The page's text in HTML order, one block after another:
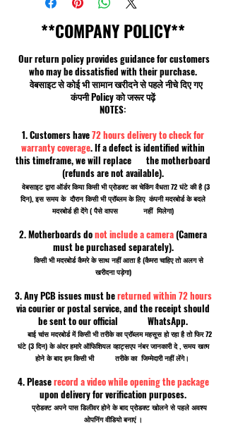
**COMPANY POLICY**
Our return policy provides guidance for customers
who may be dissatisfied with their purchase.
वेबसाइट से कोई भी सामान खरीदने से पहले नीचे दिए गए
कंपनी Policy को जरूर पढ़ें
NOTES:
1. Customers have72 hours delivery to check for
warranty coverage. If a defect is identified within
this timeframe, we will replace the motherboard
(refunds are not available).
वेबसाइट द्वारा ऑर्डर किया किसी भी प्रोडक्ट का चेकिंग वैधता 72 घंटे की है (3
दिन), इस समय के दौरान किसी भी प्रॉब्लम के लिए कंपनी मदरबोर्ड के बदले
मदरबोर्ड ही देंगे ( पैसे वापस नहीं मिलेगा)
2. Motherboards donot include a camera(Camera
must be purchased separately).
किसी भी मदरबोर्ड कैमरे के साथ नहीं आता है (कैमरा चाहिए तो अलग से
खरीदना पड़ेगा)
3. Any PCB issues must bereturned within 72 hours
via courier or postal service, and the receipt should
be sent to our official WhatsApp.
बाई चांस मदरबोर्ड में किसी भी तरीके का प्रॉब्लम महसूस हो रहा है तो फिर 72
घंटे (3 दिन) के अंदर हमारे ऑफिशियल व्हाट्सएप नंबर जानकारी दे , समय खत्म
होने के बाद हम किसी भी तरीके का जिम्मेदारी नहीं लेंगे।
4. Pleaserecord a video while opening the package
upon delivery for verification purposes.
प्रोडक्ट अपने पास डिलीवर होने के बाद प्रोडक्ट खोलने से पहले अवश्य
ओपनिंग वीडियो बनाएं ।